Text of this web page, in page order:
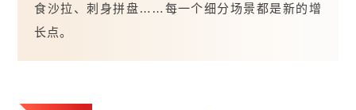
食沙拉、刺身拼盘……每一个细分场景都是新的增
长点。